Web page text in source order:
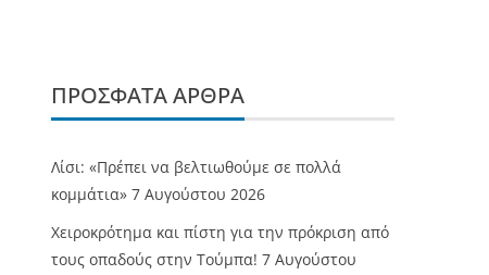
ΠΡΌΣΦΑΤΑ ΆΡΘΡΑ
Λίσι: «Πρέπει να βελτιωθούμε σε πολλά
κομμάτια» 7 Αυγούστου 2026
Χειροκρότημα και πίστη για την πρόκριση από
τους οπαδούς στην Τούμπα! 7 Αυγούστου